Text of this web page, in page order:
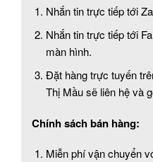
Nhắn tin trực tiếp tới
Nhắn tin trực tiếp tới
màn hình.
Đặt hàng trực tuyến
Thị Mầu sẽ liên hệ và
Chính sách bán hàng:
Miễn phí vận chuyển